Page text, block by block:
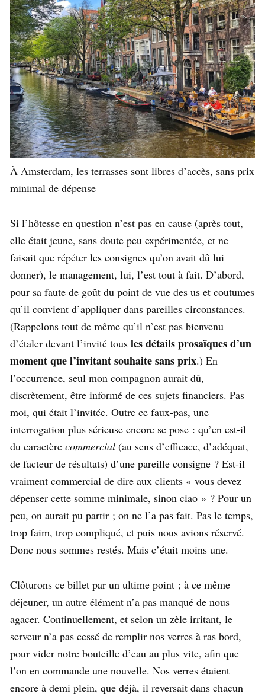
À Amsterdam, les terrasses sont libres d’accès, sans prix
minimal de dépense
Si l’hôtesse en question n’est pas en cause (après tout,
elle était jeune, sans doute peu expérimentée, et ne
faisait que répéter les consignes qu’on avait dû lui
donner), le management, lui, l’est tout à fait. D’abord,
pour sa faute de goût du point de vue des us et coutumes
qu’il convient d’appliquer dans pareilles circonstances.
(Rappelons tout de même qu’il n’est pas bienvenu
d’étaler devant l’invité tous les détails prosaïques d’un
moment que l’invitant souhaite sans prix.) En
l’occurrence, seul mon compagnon aurait dû,
discrètement, être informé de ces sujets financiers. Pas
moi, qui était l’invitée. Outre ce faux-pas, une
interrogation plus sérieuse encore se pose : qu’en est-il
du caractère commercial (au sens d’efficace, d’adéquat,
de facteur de résultats) d’une pareille consigne ? Est-il
vraiment commercial de dire aux clients « vous devez
dépenser cette somme minimale, sinon ciao » ? Pour un
peu, on aurait pu partir ; on ne l’a pas fait. Pas le temps,
trop faim, trop compliqué, et puis nous avions réservé.
Donc nous sommes restés. Mais c’était moins une.
Clôturons ce billet par un ultime point ; à ce même
déjeuner, un autre élément n’a pas manqué de nous
agacer. Continuellement, et selon un zèle irritant, le
serveur n’a pas cessé de remplir nos verres à ras bord,
pour vider notre bouteille d’eau au plus vite, afin que
l’on en commande une nouvelle. Nos verres étaient
encore à demi plein, que déjà, il reversait dans chacun